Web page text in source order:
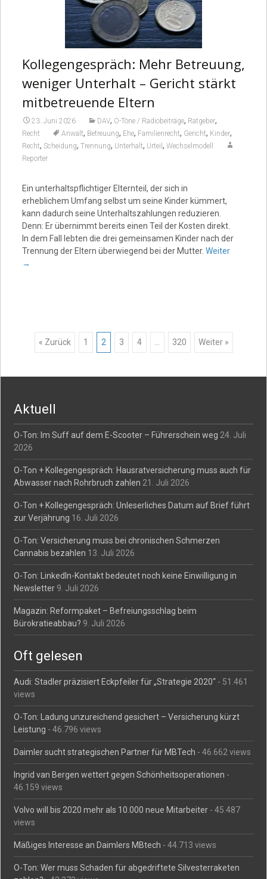
Kollegengespräch: Mehr Betreuung,
weniger Unterhalt – Gericht stärkt
mitbetreuende Eltern
23. Juni 2026 DAV, O-Töne / Radiobeiträge, Ratgeber,
Recht Anwalt, Betreuung, Ehe, Familienrecht, Gericht, Kinder,
Recht, Scheidung, Trennung, Unterhalt, Urteil , Wechselmodell
Reporter
Ein unterhaltspflichtiger Elternteil, der sich in
erheblichem Umfang selbst um seine Kinder kümmert,
kann dadurch seine Unterhaltszahlungen reduzieren.
Denn: Er übernimmt bereits einen Teil der Kosten direkt.
In dem Fall lebten die drei gemeinsamen Kinder nach der
Trennung der Eltern überwiegend bei der Mutter. Weiter
→
Posts
navigation
« Zurück 1 2 3 4 320 Weiter »
Aktuell
O-Ton: Im Suff auf dem E-Scooter – Führerschein weg 24. Juli
2026
O-Ton + Kollegengespräch: Hausratversicherung muss auch für
Abwasser nach Rohrbruch zahlen 21. Juli 2026
O-Ton + Kollegengespräch: Unleserliches Datum auf Brief führt
zur Verjährung 16. Juli 2026
O-Ton: Versicherung muss bei chronischen Schmerzen
Cannabis bezahlen 13. Juli 2026
O-Ton: LinkedIn-Kontakt bedeutet noch keine Einwilligung in
Newsletter 9. Juli 2026
Magazin: Reformpaket – Befreiungsschlag beim
Bürokratieabbau? 9. Juli 2026
Oft gelesen
Audi: Stadler präzisiert Eckpfeiler für „Strategie 2020“ - 51.461
views
O-Ton: Ladung unzureichend gesichert – Versicherung kürzt
Leistung - 46.796 views
Daimler sucht strategischen Partner für MBTech - 46.662 views
Ingrid van Bergen wettert gegen Schönheitsoperationen -
46.159 views
Volvo will bis 2020 mehr als 10.000 neue Mitarbeiter - 45.487
views
Mäßiges Interesse an Daimlers MBtech - 44.713 views
O-Ton: Wer muss Schaden für abgedriftete Silvesterraketen